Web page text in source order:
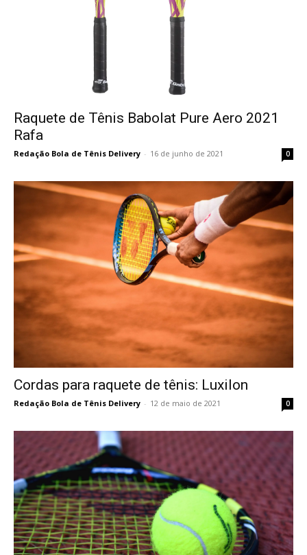
Raquete de Tênis Babolat Pure Aero 2021
Rafa
Redação Bola de Tênis Delivery - 16 de junho de 2021 0
Cordas para raquete de tênis: Luxilon
Redação Bola de Tênis Delivery - 12 de maio de 2021 0